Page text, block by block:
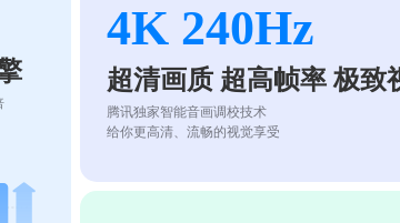
4K 240Hz
超清画质 超高帧率 极致
腾讯独家智能音画调校技术
给你更高清、流畅的视觉享受